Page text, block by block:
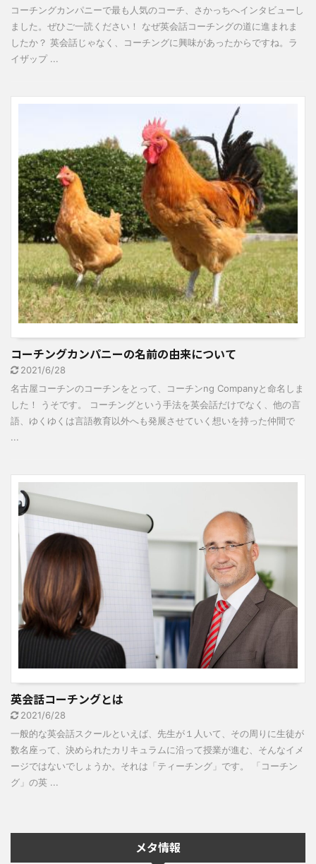
コーチングカンパニーで最も人気のコーチ、さかっちへインタビューし
ました。ぜひご一読ください！ なぜ英会話コーチングの道に進まれま
したか？ 英会話じゃなく、コーチングに興味があったからですね。ラ
イザップ ...
コーチングカンパニーの名前の由来について
2021/6/28
名古屋コーチンのコーチンをとって、コーチンng Companyと命名しま
した！ うそです。 コーチングという手法を英会話だけでなく、他の言
語、ゆくゆくは言語教育以外へも発展させていく想いを持った仲間で
...
英会話コーチングとは
2021/6/28
一般的な英会話スクールといえば、先生が１人いて、その周りに生徒が
数名座って、決められたカリキュラムに沿って授業が進む、そんなイメ
ージではないでしょうか。それは「ティーチング」です。 「コーチン
グ」の英 ...
メタ情報